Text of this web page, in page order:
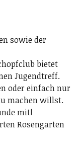
sowie der
bietet
Jugendtreff.
oder einfach nur
machen willst.
mit!
Rosengarten